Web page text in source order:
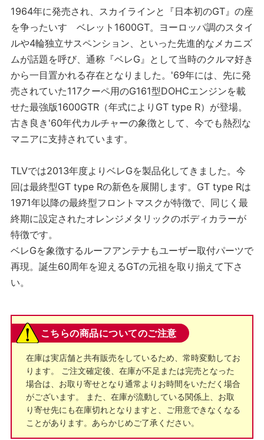
1964年に発売され、スカイラインと『日本初のGT』の座
を争ったいすゞベレット1600GT。ヨーロッパ調のスタイ
ルや4輪独立サスペンション、といった先進的なメカニズ
ムが話題を呼び、通称『ベレG』として当時のクルマ好き
から一目置かれる存在となりました。'69年には、先に発
売されていた117クーペ用のG161型DOHCエンジンを載
せた最強版1600GTR（年式によりGT type R）が登場。
古き良き'60年代カルチャーの象徴として、今でも熱烈な
マニアに支持されています。
TLVでは2013年度よりベレGを製品化してきました。今
回は最終型GT type Rの新色を展開します。GT type Rは
1971年以降の最終型フロントマスクが特徴で、同じく最
終期に設定されたオレンジメタリックのボディカラーが
特徴です。
ベレGを象徴するルーフアンテナもユーザー取付パーツで
再現。誕生60周年を迎えるGTの元祖を取り揃えて下さ
い。
こちらの商品についてのご注意
在庫は実店舗と共有販売をしているため、常時変動してお
ります。 ご注文確定後、在庫が不足または完売となった
場合は、お取り寄せとなり通常よりお時間をいただく場合
がございます。 また、在庫が流動している関係上、お取
り寄せ先にも在庫切れとなりますと、ご用意できなくなる
ことがあります。あらかじめご了承ください。